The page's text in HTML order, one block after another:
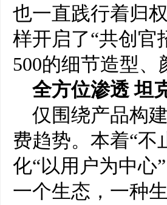
也一直践行着归权
样开启了“共创官
500的细节造型
全方位渗透 坦
仅围绕产品构
费趋势。本着“不
化“以用户为中心
一个生态，一种